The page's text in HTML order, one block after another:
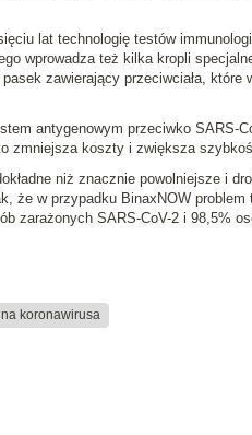
lat technologię testów
wprowadza też kilka kropli
zawierający przeciwciała,
antygenowym przeciwko SARS-
zmniejsza koszty i zwiększa
niż znacznie powolniejsze i
że w przypadku BinaxNOW problem
zarażonych SARS-CoV-2 i 98,5%
koronawirusa